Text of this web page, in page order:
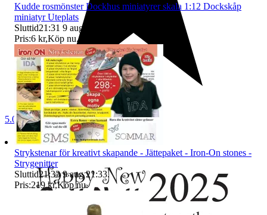
5.0
Kudde rosmönster Dockhus miniatyrer skala 1:12 Dockskåp
miniatyr Uteplats
Sluttid21:31 9 aug 21:31
Pris:6 kr,Köp nu.
Strykstenar för kreativt skapande - Jättepaket - Iron-On stones -
Strygenitter
Sluttid21:33 9 aug 21:33.
Pris:219 kr,Köp nu.